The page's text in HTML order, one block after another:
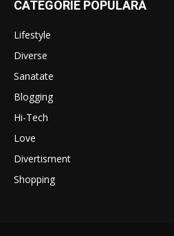
CATEGORIE POPULARĂ
Lifestyle
Diverse
Sanatate
Blogging
Hi-Tech
Love
Divertisment
Shopping